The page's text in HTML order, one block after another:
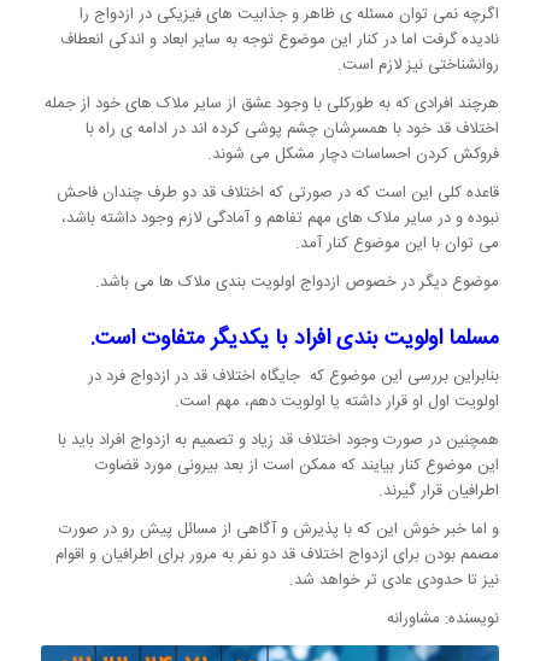
اگرچه نمی توان مسئله ی ظاهر و جذابیت های فیزیکی در ازدواج را
نادیده گرفت اما در کنار این موضوع توجه به سایر ابعاد و اندکی انعطاف
روانشناختی نیز لازم است.
هرچند افرادی که به طورکلی با وجود عشق از سایر ملاک های خود از جمله
اختلاف قد خود با همسرشان چشم پوشی کرده اند در ادامه ی راه با
فروکش کردن احساسات دچار مشکل می شوند.
قاعده کلی این است که در صورتی که اختلاف قد دو طرف چندان فاحش
نبوده و در سایر ملاک های مهم تفاهم و آمادگی لازم وجود داشته باشد،
می توان با این موضوع کنار آمد.
موضوع دیگر در خصوص ازدواج اولویت بندی ملاک ها می باشد.
مسلما اولویت بندی افراد با یکدیگر متفاوت است.
بنابراین بررسی این موضوع که جایگاه اختلاف قد در ازدواج فرد در
اولویت اول او قرار داشته یا اولویت دهم، مهم است.
همچنین در صورت وجود اختلاف قد زیاد و تصمیم به ازدواج افراد باید با
این موضوع کنار بیایند که ممکن است از بعد بیرونی مورد قضاوت
اطرافیان قرار گیرند.
و اما خبر خوش این که با پذیرش و آگاهی از مسائل پیش رو در صورت
مصمم بودن برای ازدواج اختلاف قد دو نفر به مرور برای اطرافیان و اقوام
نیز تا حدودی عادی تر خواهد شد.
نویسنده: مشاورانه